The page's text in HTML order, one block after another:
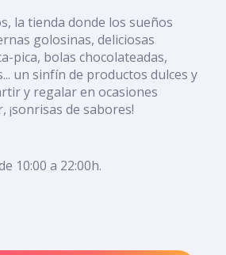
la tienda donde los sueños
golosinas, deliciosas
pica, bolas chocolateadas,
un sinfín de productos dulces y
y regalar en ocasiones
¡sonrisas de sabores!
10:00 a 22:00h.